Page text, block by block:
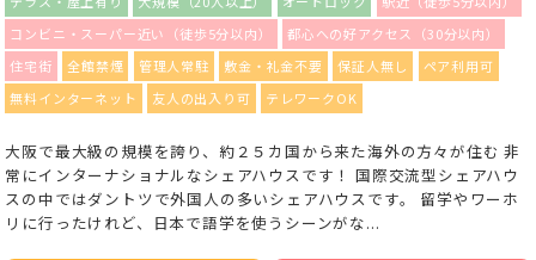
コンビニ・スーパー近い（徒歩5分以内）
都心への好アクセス（30分以内）
住宅街
全館禁煙 管理人常駐 敷金・礼金不要 保証人無し
ペア利用可
無料インターネット
友人の出入り可 テレワークOK
大阪で最大級の規模を誇り、約２５カ国から来た海外の方々が住む 非
常にインターナショナルなシェアハウスです！ 国際交流型シェアハウ
スの中ではダントツで外国人の多いシェアハウスです。 留学やワーホ
リに行ったけれど、日本で語学を使うシーンがな...